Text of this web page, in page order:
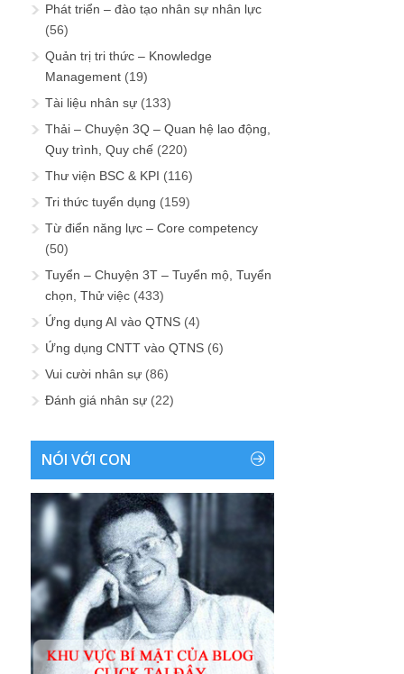
Phát triển – đào tạo nhân sự nhân lực
(56)
Quản trị tri thức – Knowledge
Management (19)
Tài liệu nhân sự (133)
Thải – Chuyện 3Q – Quan hệ lao động,
Quy trình, Quy chế (220)
Thư viện BSC & KPI (116)
Tri thức tuyển dụng (159)
Từ điển năng lực – Core competency
(50)
Tuyển – Chuyện 3T – Tuyển mộ, Tuyển
chọn, Thử việc (433)
Ứng dụng AI vào QTNS (4)
Ứng dụng CNTT vào QTNS (6)
Vui cười nhân sự (86)
Đánh giá nhân sự (22)
NÓI VỚI CON